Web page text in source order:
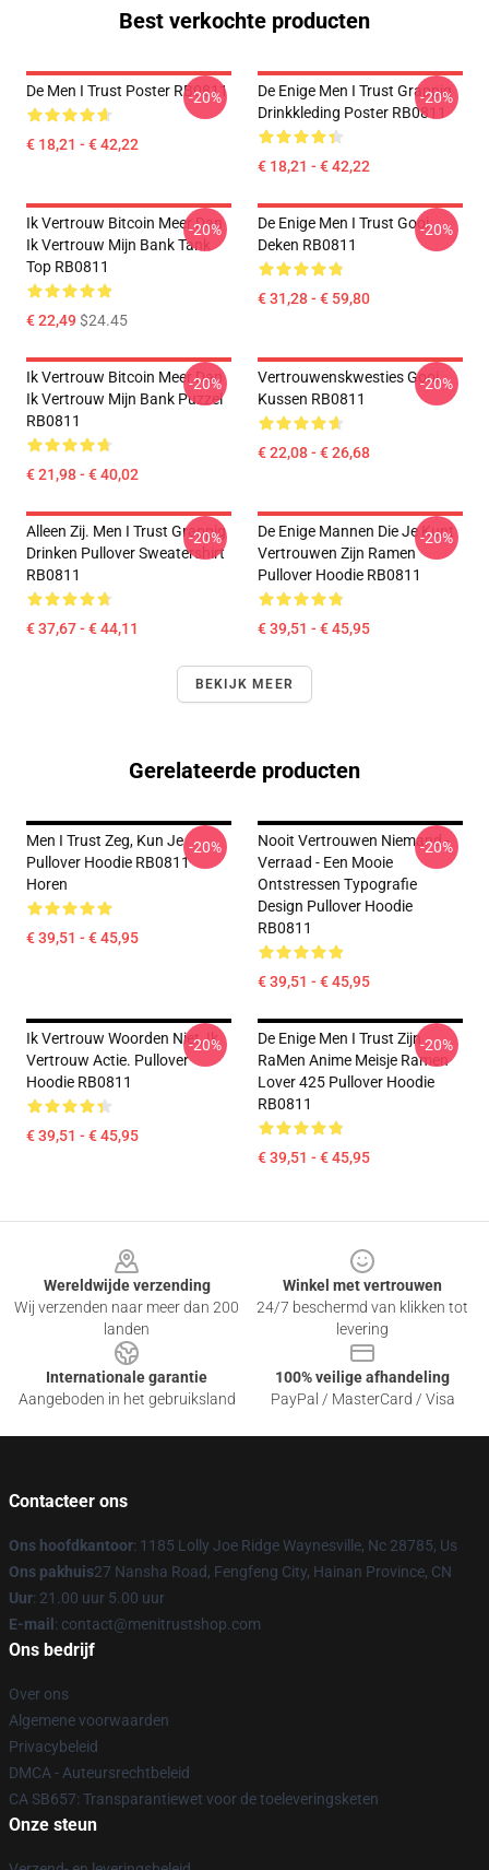
Best verkochte producten
De Men I Trust Poster RB0811
€ 18,21 - € 42,22
-20%
De Enige Men I Trust Grappig
Drinkkleding Poster RB0811
€ 18,21 - € 42,22
-20%
Ik Vertrouw Bitcoin Meer Dan
Ik Vertrouw Mijn Bank Tank
Top RB0811
€ 22,49$24.45
-20%
De Enige Men I Trust Gooi
Deken RB0811
€ 31,28 - € 59,80
-20%
Ik Vertrouw Bitcoin Meer Dan
Ik Vertrouw Mijn Bank Puzzel
RB0811
€ 21,98 - € 40,02
-20%
Vertrouwenskwesties Gooi
Kussen RB0811
€ 22,08 - € 26,68
-20%
Alleen Zij. Men I Trust Grappig
Drinken Pullover Sweatershirt
RB0811
€ 37,67 - € 44,11
-20%
De Enige Mannen Die Je Kunt
Vertrouwen Zijn Ramen
Pullover Hoodie RB0811
€ 39,51 - € 45,95
-20%
BEKIJK MEER
Gerelateerde producten
Men I Trust Zeg, Kun Je
Pullover Hoodie RB0811
Horen
€ 39,51 - € 45,95
-20%
Nooit Vertrouwen Niemand -
Verraad - Een Mooie
Ontstressen Typografie
Design Pullover Hoodie
RB0811
€ 39,51 - € 45,95
-20%
Ik Vertrouw Woorden Niet, Ik
Vertrouw Actie. Pullover
Hoodie RB0811
€ 39,51 - € 45,95
-20%
De Enige Men I Trust Zijn
RaMen Anime Meisje Ramen
Lover 425 Pullover Hoodie
RB0811
€ 39,51 - € 45,95
-20%
Wereldwijde verzending
Wij verzenden naar meer dan 200
landen
Winkel met vertrouwen
24/7 beschermd van klikken tot
levering
Internationale garantie
Aangeboden in het gebruiksland
100% veilige afhandeling
PayPal / MasterCard / Visa
Contacteer ons
Ons hoofdkantoor: 1185 Lolly Joe Ridge Waynesville, Nc 28785, Us
Ons pakhuis27 Nansha Road, Fengfeng City, Hainan Province, CN
Uur: 21.00 uur 5.00 uur
E-mail : contact@menitrustshop.com
Ons bedrijf
Over ons
Algemene voorwaarden
Privacybeleid
DMCA - Auteursrechtbeleid
CA SB657: Transparantiewet voor de toeleveringsketen
Onze steun